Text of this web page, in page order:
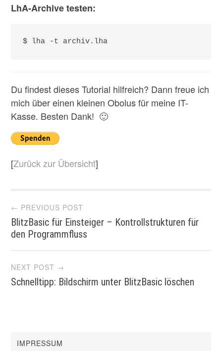
LhA-Archive testen:
$ lha -t archiv.lha
Du findest dieses Tutorial hilfreich? Dann freue ich
mich über einen kleinen Obolus für meine IT-
Kasse. Besten Dank! 🙂
[Zurück zur Übersicht]
Post
navigation
← PREVIOUS POST
BlitzBasic für Einsteiger – Kontrollstrukturen für
den Programmfluss
NEXT POST →
Schnelltipp: Bildschirm unter BlitzBasic löschen
IMPRESSUM